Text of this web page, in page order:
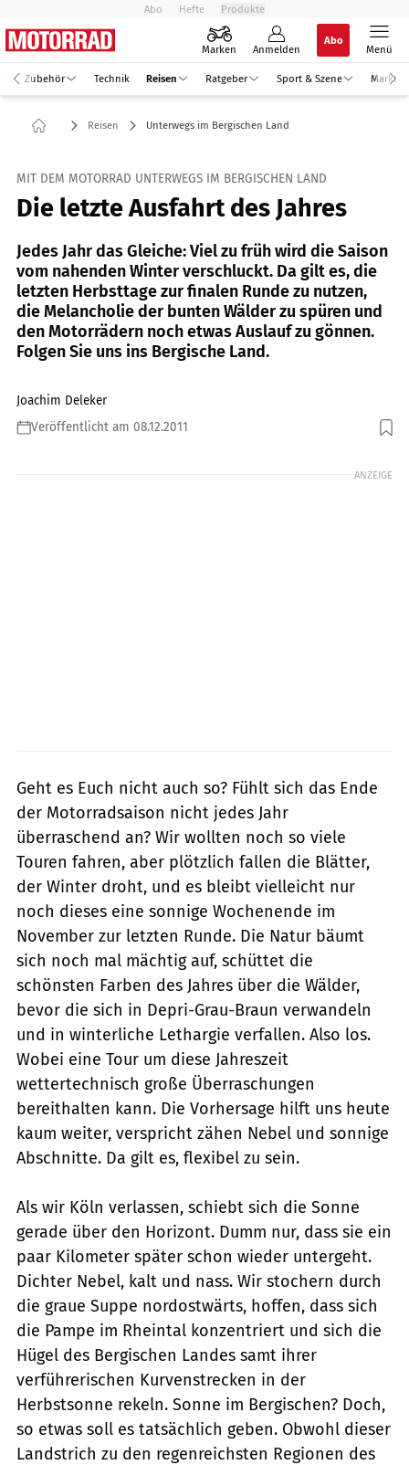
Abo Hefte Produkte
Marken Anmelden
Abo
Menü
Zubehör Technik Reisen Ratgeber Sport & Szene Markt
Reisen Unterwegs im Bergischen Land
MIT DEM MOTORRAD UNTERWEGS IM BERGISCHEN LAND
Die letzte Ausfahrt des Jahres
Jedes Jahr das Gleiche: Viel zu früh wird die Saison
vom nahenden Winter verschluckt. Da gilt es, die
letzten Herbsttage zur finalen Runde zu nutzen,
die Melancholie der bunten Wälder zu spüren und
den Motorrädern noch etwas Auslauf zu gönnen.
Folgen Sie uns ins Bergische Land.
Joachim Deleker
Veröffentlicht am 08.12.2011
Foto: Deleker
ANZEIGE
Geht es Euch nicht auch so? Fühlt sich das Ende
der Motorradsaison nicht jedes Jahr
überraschend an? Wir wollten noch so viele
Touren fahren, aber plötzlich fallen die Blätter,
der Winter droht, und es bleibt vielleicht nur
noch dieses eine sonnige Wochenende im
November zur letzten Runde. Die Natur bäumt
sich noch mal mächtig auf, schüttet die
schönsten Farben des Jahres über die Wälder,
bevor die sich in Depri-Grau-Braun verwandeln
und in winterliche Lethargie verfallen. Also los.
Wobei eine Tour um diese Jahreszeit
wettertechnisch große Überraschungen
bereithalten kann. Die Vorhersage hilft uns heute
kaum weiter, verspricht zähen Nebel und sonnige
Abschnitte. Da gilt es, flexibel zu sein.
Als wir Köln verlassen, schiebt sich die Sonne
gerade über den Horizont. Dumm nur, dass sie ein
paar Kilometer später schon wieder untergeht.
Dichter Nebel, kalt und nass. Wir stochern durch
die graue Suppe nordostwärts, hoffen, dass sich
die Pampe im Rheintal konzentriert und sich die
Hügel des Bergischen Landes samt ihrer
verführerischen Kurvenstrecken in der
Herbstsonne rekeln. Sonne im Bergischen? Doch,
so etwas soll es tatsächlich geben. Obwohl dieser
Landstrich zu den regenreichsten Regionen des